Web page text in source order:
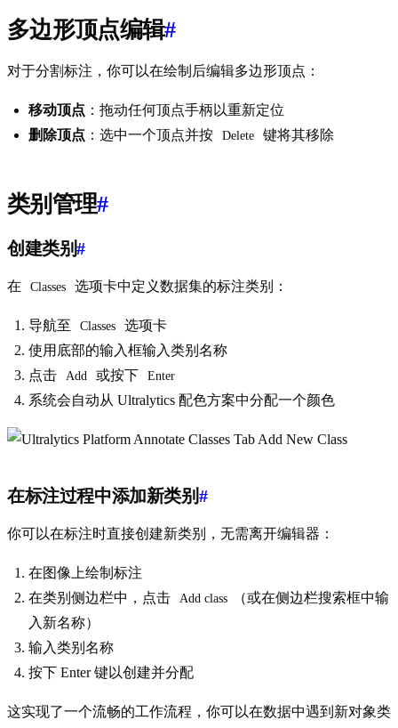
多边形顶点编辑#
对于分割标注，你可以在绘制后编辑多边形顶点：
移动顶点 ：拖动任何顶点手柄以重新定位
删除顶点 ：选中一个顶点并按 Delete 键将其移除
类别管理#
创建类别#
在 Classes 选项卡中定义数据集的标注类别：
导航至 Classes
选项卡
使用底部的输入框输入类别名称
点击
Add 或按下 Enter
系统会自动从 Ultralytics 配色方案中分配一个颜色
在标注过程中添加新类别#
你可以在标注时直接创建新类别，无需离开编辑器：
在图像上绘制标注
在类别侧边栏中，点击
Add class
（或在侧边栏搜索框中输
入新名称）
输入类别名称
按下 Enter 键以创建并分配
这实现了一个流畅的工作流程，你可以在数据中遇到新对象类